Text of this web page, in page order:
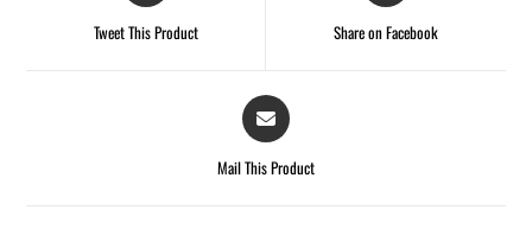
Tweet This Product Share on Facebook
Mail This Product